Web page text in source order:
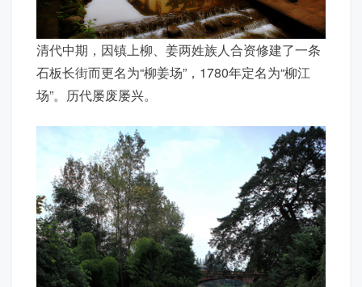
清代中期，因镇上柳、姜两姓族人合资修建了一条
石板长街而更名为“柳姜场”，1780年定名为“柳江
场”。历代屡废屡兴。